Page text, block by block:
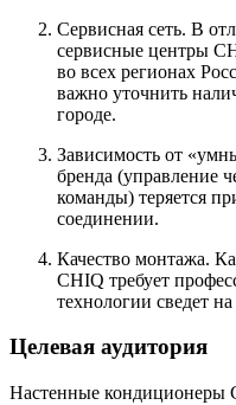
Сервисная сеть. В
сервисные центры
во всех регионах
важно уточнить
городе.
Зависимость от
бренда (управление
команды) теряется
соединении.
Качество монтажа.
CHIQ требует
технологии сведет
Целевая аудитория
Настенные кондиционеры